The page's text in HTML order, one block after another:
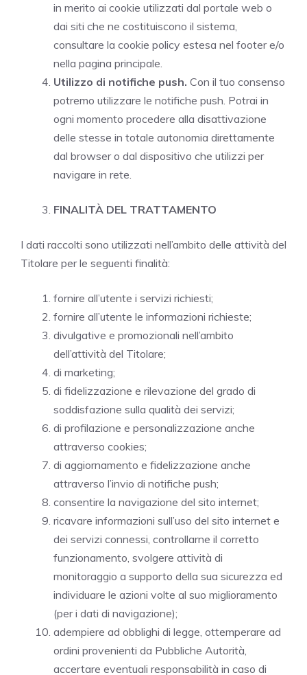
in merito ai cookie utilizzati dal portale web o
dai siti che ne costituiscono il sistema,
consultare la cookie policy estesa nel footer e/o
nella pagina principale.
Utilizzo di notifiche push. Con il tuo consenso
potremo utilizzare le notifiche push. Potrai in
ogni momento procedere alla disattivazione
delle stesse in totale autonomia direttamente
dal browser o dal dispositivo che utilizzi per
navigare in rete.
FINALITÀ DEL TRATTAMENTO
I dati raccolti sono utilizzati nell’ambito delle attività del
Titolare per le seguenti finalità:
fornire all’utente i servizi richiesti;
fornire all’utente le informazioni richieste;
divulgative e promozionali nell’ambito
dell’attività del Titolare;
di marketing;
di fidelizzazione e rilevazione del grado di
soddisfazione sulla qualità dei servizi;
di profilazione e personalizzazione anche
attraverso cookies;
di aggiornamento e fidelizzazione anche
attraverso l’invio di notifiche push;
consentire la navigazione del sito internet;
ricavare informazioni sull’uso del sito internet e
dei servizi connessi, controllarne il corretto
funzionamento, svolgere attività di
monitoraggio a supporto della sua sicurezza ed
individuare le azioni volte al suo miglioramento
(per i dati di navigazione);
adempiere ad obblighi di legge, ottemperare ad
ordini provenienti da Pubbliche Autorità,
accertare eventuali responsabilità in caso di